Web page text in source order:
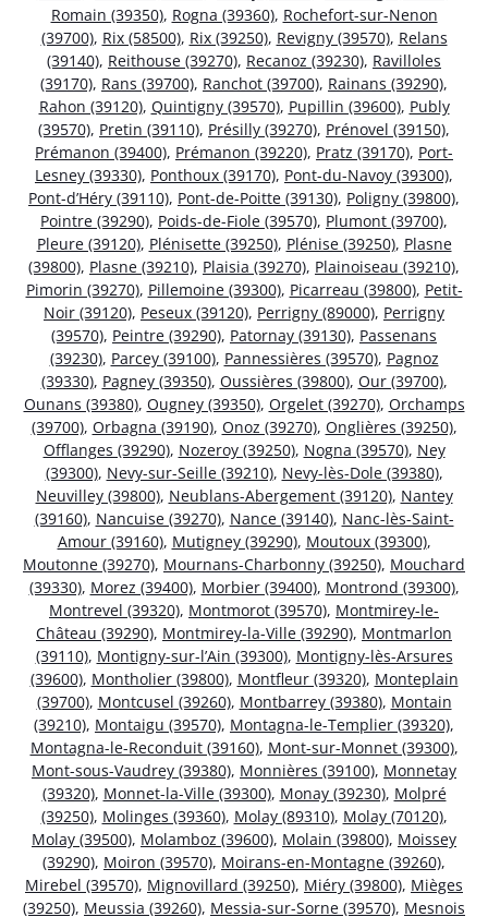
Romain (39350), Rogna (39360), Rochefort-sur-Nenon
(39700), Rix (58500), Rix (39250), Revigny (39570), Relans
(39140), Reithouse (39270), Recanoz (39230), Ravilloles
(39170), Rans (39700), Ranchot (39700), Rainans (39290),
Rahon (39120), Quintigny (39570), Pupillin (39600), Publy
(39570), Pretin (39110), Présilly (39270), Prénovel (39150),
Prémanon (39400), Prémanon (39220), Pratz (39170), Port-
Lesney (39330), Ponthoux (39170), Pont-du-Navoy (39300),
Pont-d’Héry (39110), Pont-de-Poitte (39130), Poligny (39800),
Pointre (39290), Poids-de-Fiole (39570), Plumont (39700),
Pleure (39120), Plénisette (39250), Plénise (39250), Plasne
(39800), Plasne (39210), Plaisia (39270), Plainoiseau (39210),
Pimorin (39270), Pillemoine (39300), Picarreau (39800), Petit-
Noir (39120), Peseux (39120), Perrigny (89000), Perrigny
(39570), Peintre (39290), Patornay (39130), Passenans
(39230), Parcey (39100), Pannessières (39570), Pagnoz
(39330), Pagney (39350), Oussières (39800), Our (39700),
Ounans (39380), Ougney (39350), Orgelet (39270), Orchamps
(39700), Orbagna (39190), Onoz (39270), Onglières (39250),
Offlanges (39290), Nozeroy (39250), Nogna (39570), Ney
(39300), Nevy-sur-Seille (39210), Nevy-lès-Dole (39380),
Neuvilley (39800), Neublans-Abergement (39120), Nantey
(39160), Nancuise (39270), Nance (39140), Nanc-lès-Saint-
Amour (39160), Mutigney (39290), Moutoux (39300),
Moutonne (39270), Mournans-Charbonny (39250), Mouchard
(39330), Morez (39400), Morbier (39400), Montrond (39300),
Montrevel (39320), Montmorot (39570), Montmirey-le-
Château (39290), Montmirey-la-Ville (39290), Montmarlon
(39110), Montigny-sur-l’Ain (39300), Montigny-lès-Arsures
(39600), Montholier (39800), Montfleur (39320), Monteplain
(39700), Montcusel (39260), Montbarrey (39380), Montain
(39210), Montaigu (39570), Montagna-le-Templier (39320),
Montagna-le-Reconduit (39160), Mont-sur-Monnet (39300),
Mont-sous-Vaudrey (39380), Monnières (39100), Monnetay
(39320), Monnet-la-Ville (39300), Monay (39230), Molpré
(39250), Molinges (39360), Molay (89310), Molay (70120),
Molay (39500), Molamboz (39600), Molain (39800), Moissey
(39290), Moiron (39570), Moirans-en-Montagne (39260),
Mirebel (39570), Mignovillard (39250), Miéry (39800), Mièges
(39250), Meussia (39260), Messia-sur-Sorne (39570), Mesnois